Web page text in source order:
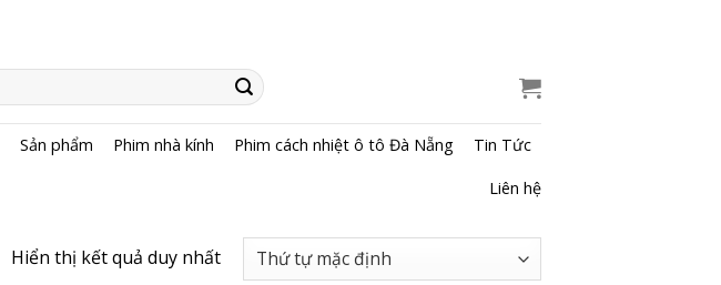
Sản phẩm Phim nhà kính Phim cách nhiệt ô tô Đà Nẵng Tin Tức
Liên hệ
Hiển thị kết quả duy nhất